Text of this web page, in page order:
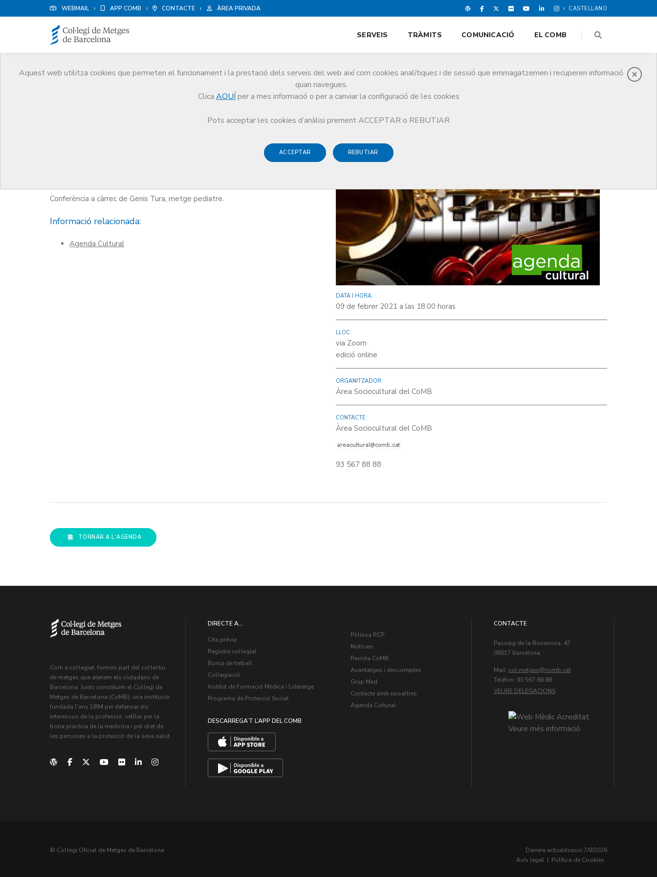
WEBMAIL APP COMB CONTACTE ÀREA PRIVADA CASTELLANO
Aquest web utilitza cookies que permeten el funcionament i la prestació dels serveis del web així com cookies analítiques i de sessió que emmagatzemen i recuperen informació
quan navegues.
Clica AQUÍ per a mes informació o per a canviar la configuració de les cookies
Pots acceptar les cookies d’anàlisi prement ACCEPTAR o REBUTJAR
ACCEPTAR REBUTJAR
SERVEIS TRÀMITS COMUNICACIÓ EL COMB
Conferència “Importància de Mozart a l'òpera”
Conferència a càrrec de Genis Tura, metge pediatre.
Informació relacionada:
Agenda Cultural
DATA I HORA:
09 de febrer 2021 a las 18.00 horas
LLOC:
via Zoom
edició online
ORGANITZADOR:
Àrea Sociocultural del CoMB
CONTACTE:
Àrea Sociocultural del CoMB
93 567 88 88
TORNAR A L'AGENDA
Com a col·legiat, formes part del col·lectiu
de metges que atenem els ciutadans de
Barcelona. Junts constituïm el Col·legi de
Metges de Barcelona (CoMB), una institució
fundada l'any 1894 per defensar els
interessos de la professió, vetllar per la
bona pràctica de la medicina i pel dret de
les persones a la protecció de la seva salut.
DIRECTE A...
Cita prèvia
Registre col·legial
Borsa de treball
Col·legiació
Institut de Formació Mèdica i Lideratge
Programa de Protecció Social
DESCARREGA’T L’APP DEL COMB
Pòlissa RCP
Notícies
Revista CoMB
Avantatges i descomptes
Grup Med
Contacte amb nosaltres
Agenda Cultural
CONTACTE
Passeig de la Bonanova, 47
08017 Barcelona
Mail: col.metges
Teléfon: 93 567 88 88
VEURE DELEGACIONS
© Col·legi Oficial de Metges de Barcelona Darrera actualització:7/8/2026
Avís legal | Política de Cookies